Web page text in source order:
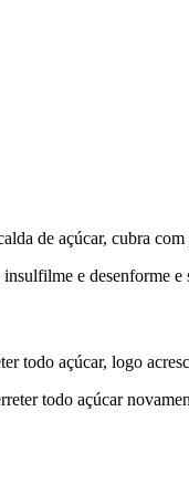
de açúcar, cubra
e desenforme e
todo açúcar, logo
todo açúcar